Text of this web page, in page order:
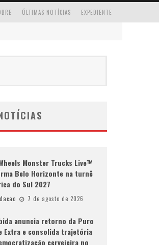
EXPEDIENTE
ÚLTIMAS NOTÍCIAS
Monster Trucks Live™
Belo Horizonte na turnê
do Sul 2027
7 de agosto de 2026
anuncia retorno da Puro
Extra e consolida trajetória
cervejeira no